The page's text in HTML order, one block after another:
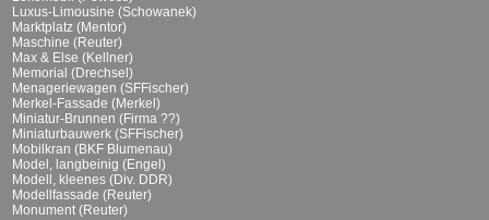
Luxus-Limousine (Schowanek)
Marktplatz (Mentor)
Maschine (Reuter)
Max & Else (Kellner)
Memorial (Drechsel)
Menageriewagen (SFFischer)
Merkel-Fassade (Merkel)
Miniatur-Brunnen (Firma ??)
Miniaturbauwerk (SFFischer)
Mobilkran (BKF Blumenau)
Model, langbeinig (Engel)
Modell, kleenes (Div. DDR)
Modellfassade (Reuter)
Monument (Reuter)